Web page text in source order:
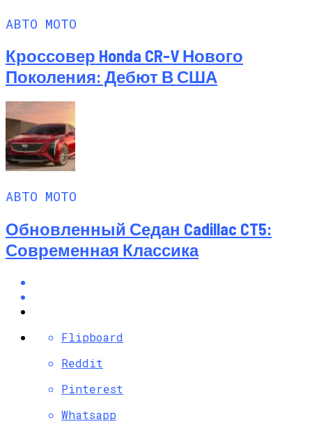
АВТО МОТО
Кроссовер Honda CR-V Нового
Поколения: Дебют В США
АВТО МОТО
Обновленный Седан Cadillac CT5:
Современная Классика
Flipboard
Reddit
Pinterest
Whatsapp